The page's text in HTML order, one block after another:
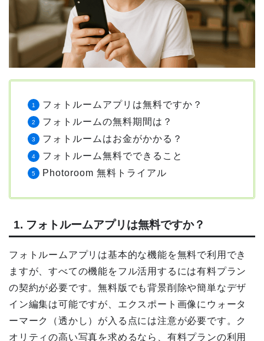
フォトルームアプリは無料ですか？
フォトルームの無料期間は？
フォトルームはお金がかかる？
フォトルーム無料でできること
Photoroom 無料トライアル
1. フォトルームアプリは無料ですか？
フォトルームアプリは基本的な機能を無料で利用でき
ますが、すべての機能をフル活用するには有料プラン
の契約が必要です。無料版でも背景削除や簡単なデザ
イン編集は可能ですが、エクスポート画像にウォータ
ーマーク（透かし）が入る点には注意が必要です。ク
オリティの高い写真を求めるなら、有料プランの利用